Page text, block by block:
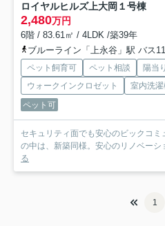
ロイヤルヒルズ上大岡１号棟
2,480万円
6階 / 83.61㎡ / 4LDK /築39年
ブルーライン「上永谷」駅 バス
ペット飼育可 ペット相談 陽当
ウォークインクロゼット
室内洗
ペット可
セキュリティ面でも安心のビックコ
の中は、新築同様。安心のリノベーシ
る
1